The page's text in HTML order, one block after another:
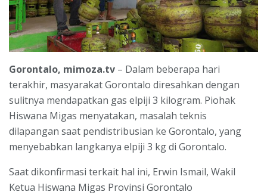
Gorontalo, mimoza.tv – Dalam beberapa hari
terakhir, masyarakat Gorontalo diresahkan dengan
sulitnya mendapatkan gas elpiji 3 kilogram. Piohak
Hiswana Migas menyatakan, masalah teknis
dilapangan saat pendistribusian ke Gorontalo, yang
menyebabkan langkanya elpiji 3 kg di Gorontalo.
Saat dikonfirmasi terkait hal ini, Erwin Ismail, Wakil
Ketua Hiswana Migas Provinsi Gorontalo